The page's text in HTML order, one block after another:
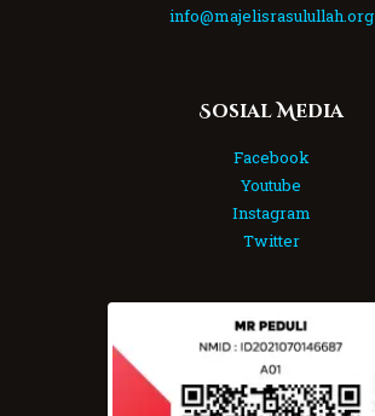
info@majelisrasulullah.org
Sosial Media
Facebook
Youtube
Instagram
Twitter